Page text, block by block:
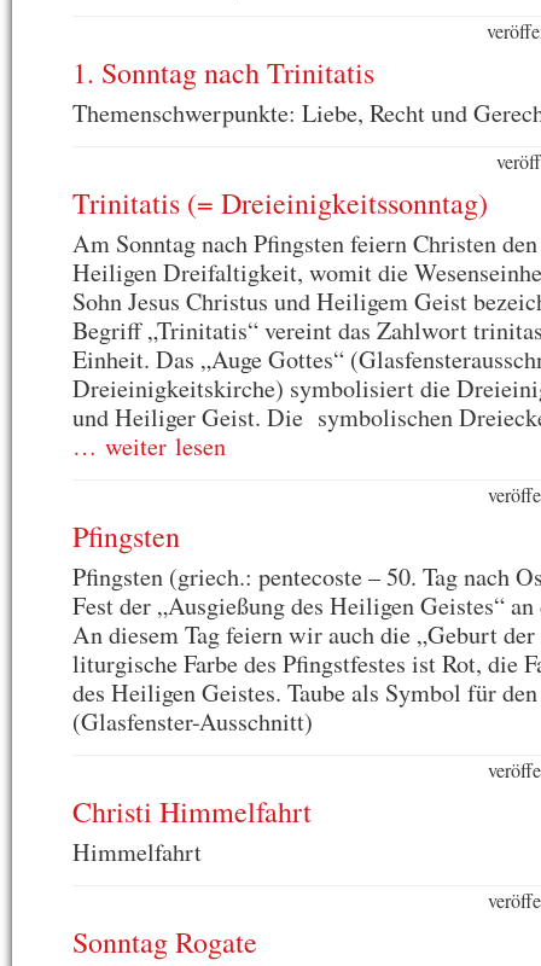
1. Sonntag nach Trinitatis
Themenschwerpunkte: Liebe, Recht und
Trinitatis (= Dreieinigkeitssonntag)
Am Sonntag nach Pfingsten feiern Christen
Heiligen Dreifaltigkeit, womit die
Sohn Jesus Christus und Heiligem Geist
Begriff „Trinitatis“ vereint das Zahlwort
Einheit. Das „Auge Gottes“
Dreieinigkeitskirche) symbolisiert die
und Heiliger Geist. Die symbolischen
… weiter lesen
Pfingsten
Pfingsten (griech.: pentecoste – 50. Tag nach
Fest der „Ausgießung des Heiligen Geistes“ an
An diesem Tag feiern wir auch die „Geburt
liturgische Farbe des Pfingstfestes ist Rot, die
des Heiligen Geistes. Taube als Symbol für
(Glasfenster-Ausschnitt)
Christi Himmelfahrt
Himmelfahrt
Sonntag Rogate